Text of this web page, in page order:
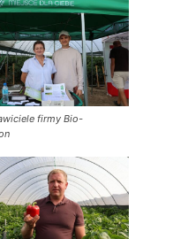
firmy Bio-